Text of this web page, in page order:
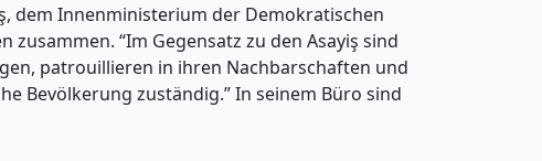
dem Innenministerium der Demokratischen
“Im Gegensatz zu den Asayiş sind
patrouillieren in ihren Nachbarschaften und
Bevölkerung zuständig.” In seinem Büro sind